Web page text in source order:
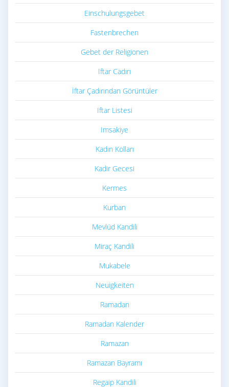
Einschulungsgebet
Fastenbrechen
Gebet der Religionen
Iftar Cadırı
İftar Çadırından Görüntüler
Iftar Listesi
Imsakiye
Kadın Kolları
Kadir Gecesi
Kermes
Kurban
Mevlüd Kandili
Miraç Kandili
Mukabele
Neuigkeiten
Ramadan
Ramadan Kalender
Ramazan
Ramazan Bayramı
Regaip Kandili